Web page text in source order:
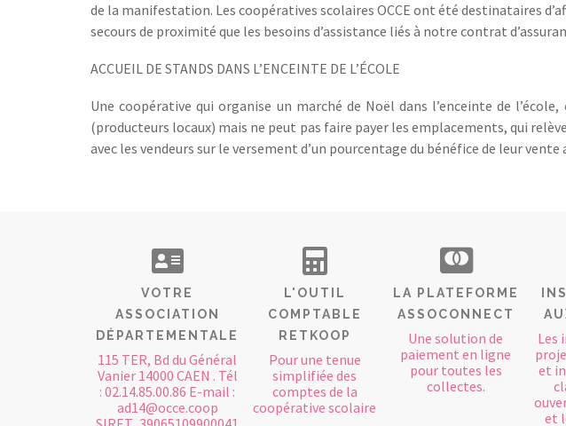
de la manifestation. Les coopératives scolaires OCCE ont été destinataires
secours de proximité que les besoins d’assistance liés à notre contrat
ACCUEIL DE STANDS DANS L’ENCEINTE DE L’ÉCOLE
Une coopérative qui organise un marché de Noël dans l’enceinte de
(producteurs locaux) mais ne peut pas faire payer les emplacements, qui
avec les vendeurs sur le versement d’un pourcentage du bénéfice de leur
VOTRE
ASSOCIATION
DÉPARTEMENTALE
115 TER, Bd du Général
Vanier 14000 CAEN . Tél
: 02.14.85.00.86 E-mail :
ad14@occe.coop
L'OUTIL
COMPTABLE
RETKOOP
Pour une tenue
simplifiée des
comptes de la
coopérative scolaire
LA PLATEFORME
ASSOCONNECT
Une solution de
paiement en ligne
pour toutes les
collectes.
Les
et
et